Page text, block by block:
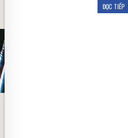
ĐỌC TIẾP